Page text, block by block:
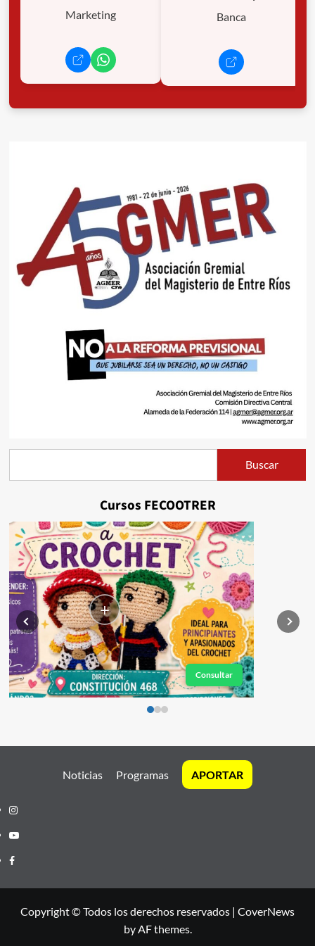
Marketing Banca
Buscar
Cursos FECOOTRER
+
Consultar
Noticias Programas APORTAR
Instagram
Youtube
Facebook
Copyright © Todos los derechos reservados | CoverNews
by AF themes.